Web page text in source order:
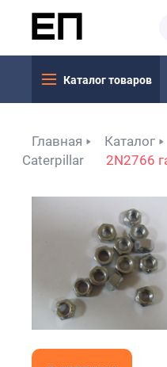
Каталог товаров
Главная Каталог
Caterpillar
2N2766